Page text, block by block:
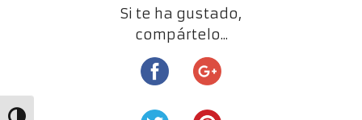
Si te ha gustado,
compártelo...